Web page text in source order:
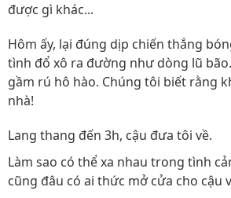
được gì khác...
Hôm ấy, lại đúng dịp chiến thắng
tình đổ xô ra đường như dòng lũ
gầm rú hô hào. Chúng tôi biết rằng
nhà!
Lang thang đến 3h, cậu đưa tôi về.
Làm sao có thể xa nhau trong tình
cũng đâu có ai thức mở cửa cho cậu